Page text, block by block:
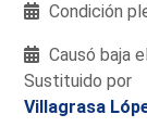
Condición
Causó baja
Sustituido por
Villagrasa